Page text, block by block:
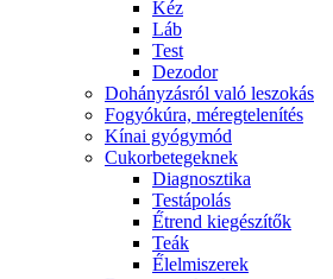
Kéz
Láb
Test
Dezodor
Dohányzásról való leszokás
Fogyókúra, méregtelenítés
Kínai gyógymód
Cukorbetegeknek
Diagnosztika
Testápolás
É́trend kiegészítők
Teák
É́lelmiszerek